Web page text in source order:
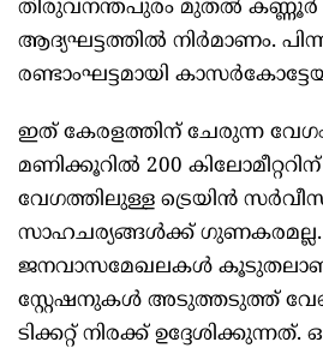
തിരുവനന്തപുരം മുതൽ
ആദ്യഘട്ടത്തിൽ നിർമാണം.
രണ്ടാംഘട്ടമായി
ഇത് കേരളത്തിന് ചേരുന്ന
മണിക്കൂറിൽ 200
വേഗത്തിലുള്ള ട്രെയിൻ
സാഹചര്യങ്ങൾക്ക്
ജനവാസമേഖലകൾ
സ്റ്റേഷനുകൾ അടുത്തടുത്ത്
ടിക്കറ്റ് നിരക്ക്